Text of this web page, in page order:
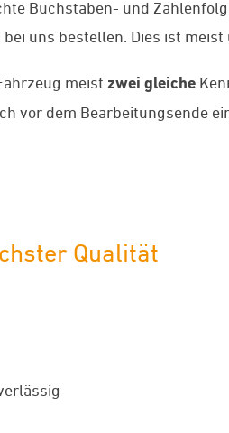
Buchstaben- und
bei uns bestellen. Dies ist
meist zwei gleiche
vor dem Bearbeitungsende
Qualität